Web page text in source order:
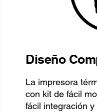
Diseño
La impresora
con kit de fácil
fácil integración